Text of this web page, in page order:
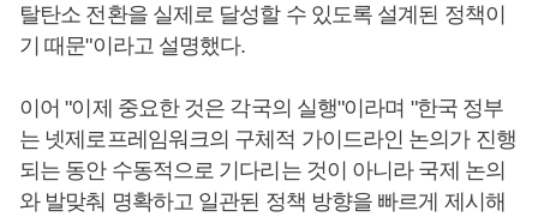
탈탄소 전환을 실제로 달성할 수 있도록 설계된 정책이
기 때문"이라고 설명했다.
이어 "이제 중요한 것은 각국의 실행"이라며 "한국 정부
는 넷제로프레임워크의 구체적 가이드라인 논의가 진행
되는 동안 수동적으로 기다리는 것이 아니라 국제 논의
와 발맞춰 명확하고 일관된 정책 방향을 빠르게 제시해